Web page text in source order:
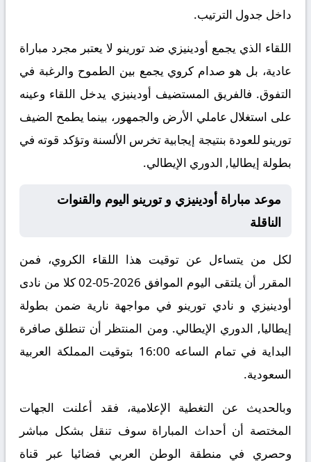
داخل جدول الترتيب.
اللقاء الذي يجمع أودينيزي ضد تورينو لا يعتبر مجرد مباراة
عادية، بل هو صدام كروي يجمع بين الطموح والرغبة في
التفوق. فالفريق المستضيف أودينيزي يدخل اللقاء وعينه
على استغلال عاملي الأرض والجمهور، بينما يطمح الضيف
تورينو للعودة بنتيجة إيجابية تخرس الألسنة وتؤكد قوته في
بطولة إيطاليا, الدوري الإيطالي.
موعد مباراة أودينيزي و تورينو اليوم والقنوات
الناقلة
لكل من يتساءل عن توقيت هذا اللقاء الكروي، فمن
المقرر أن يلتقى اليوم الموافق 2026-05-02 كلا من نادى
أودينيزي و نادي تورينو في مواجهة نارية ضمن بطولة
إيطاليا, الدوري الإيطالي. ومن المنتظر أن تنطلق صافرة
البداية في تمام الساعه 16:00 بتوقيت المملكة العربية
السعودية.
وبالحديث عن التغطية الإعلامية، فقد أعلنت الجهات
المختصة أن أحداث المباراة سوف تنقل بشكل مباشر
وحصري في منطقة الوطن العربي فضائيا عبر قناة